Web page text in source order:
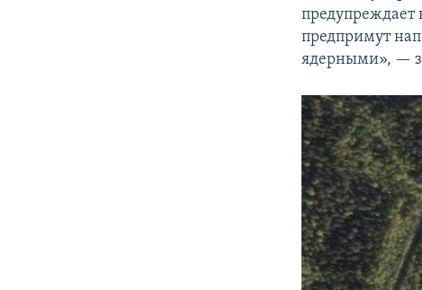
предупреждает
предпримут
ядерными», —